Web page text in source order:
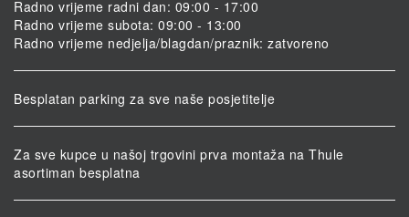
Radno vrijeme radni dan: 09:00 - 17:00
Radno vrijeme subota: 09:00 - 13:00
Radno vrijeme nedjelja/blagdan/praznik: zatvoreno
Besplatan parking za sve naše posjetitelje
Za sve kupce u našoj trgovini prva montaža na Thule
asortiman besplatna